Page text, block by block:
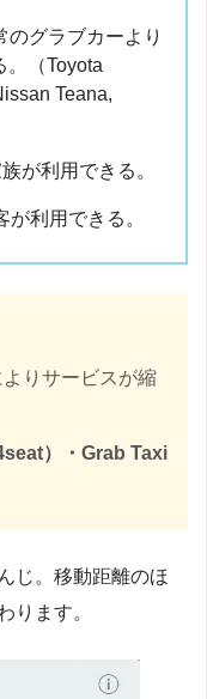
のグラブカーより
。（Toyota
Teana,
が利用できる。
が利用できる。
りサービスが縮
）・Grab Taxi
じ。移動距離のほ
ります。